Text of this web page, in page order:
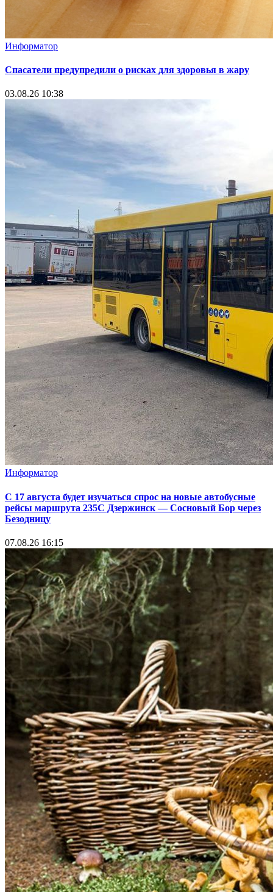
Информатор
Спасатели предупредили о рисках для здоровья в жару
03.08.26 10:38
Информатор
С 17 августа будет изучаться спрос на новые автобусные
рейсы маршрута 235С Дзержинск — Сосновый Бор через
Безодницу
07.08.26 16:15